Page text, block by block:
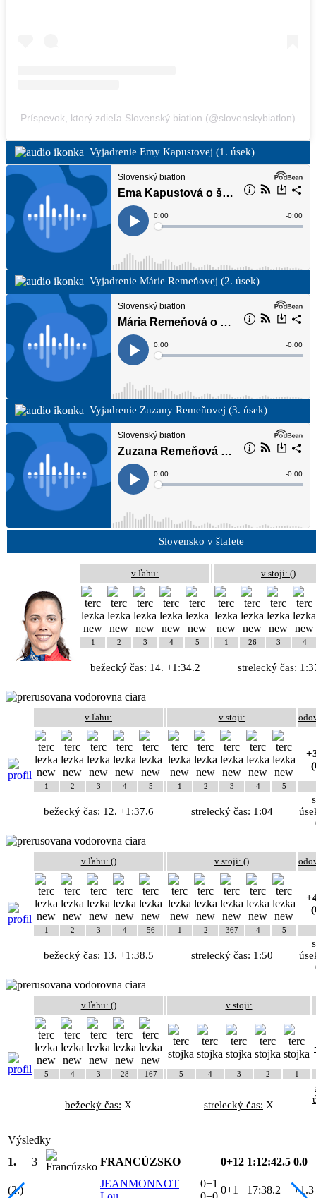
Príspevok, ktorý zdieľa Slovenský biatlon (@slovenskybiatlon)
Vyjadrenie Emy Kapustovej (1. úsek)
Vyjadrenie Márie Remeňovej (2. úsek)
Vyjadrenie Zuzany Remeňovej (3. úsek)
Slovensko v štafete
v ľahu: v stoji: ()
1 2 3 4 5 1 26 3 4
bežecký čas: 14. +1:34.2 strelecký čas:
v ľahu: v stoji:
1 2 3 4 5 1 2 3 4 5
bežecký čas: 12. +1:37.6 strelecký čas: 1:04
v ľahu: () v stoji: ()
1 2 3 4 56 1 2 367 4 5
bežecký čas: 13. +1:38.5 strelecký čas: 1:50
v ľahu: () v stoji:
5 4 3 28 167 5 4 3 2 1
bežecký čas: X strelecký čas: X
Výsledky
1.
3 FRANCÚZSKO 0+12 1:12:42.5 0.0
(2.)
JEANMONNOT
0+1
0+1 17:38.2 +1.3